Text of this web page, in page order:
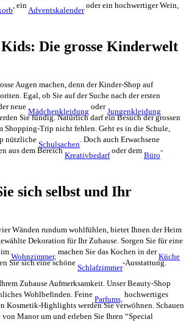
, ein
Adventskalender
oder ein hochwertiger Wein,
Die grosse Kinderwelt
Augen machen, denn der Kinder-Shop auf
Egal, ob Sie auf der Suche nach der ersten
neue
Mädchenkleidung
oder
Jungenkleidung
Sie fündig. Natürlich darf ein Besuch der grossen
Shopping-Trip nicht fehlen. Geht es in die Schule,
nützliche
Schulsachen
. Doch auch Erwachsene
aus dem Bereich
Kreativbedarf
oder dem
Büro
-
sich selbst und Ihr
Wänden rundum wohlfühlen, bietet Ihnen der Heim
Dekoration für Ihr Zuhause. Sorgen Sie für eine
Wohnzimmer,
machen Sie das Kochen in der
Küche
Sie sich eine schöne
Schlafzimmer
-Ausstattung.
Zuhause Aufmerksamkeit. Unser Beauty-Shop
Wohlbefinden. Feine
Parfums,
hochwertiges
Kosmetik-Highlights werden Sie verwöhnen. Schauen
Manor um und erleben Sie Ihren “Special